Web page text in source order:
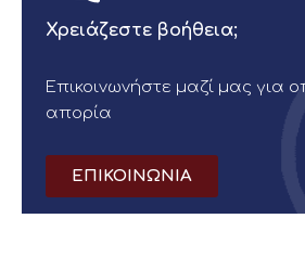
Χρειάζεστε βοήθεια;
Επικοινωνήστε μαζί μας για
απορία
ΕΠΙΚΟΙΝΩΝΙΑ